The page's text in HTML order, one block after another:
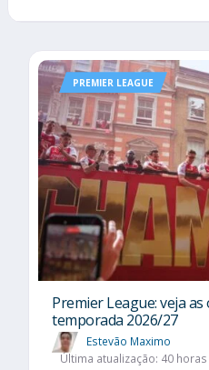
PREMIER LEAGUE
Premier League: veja
temporada 2026/27
Estevão Maximo
Última atualização: 40